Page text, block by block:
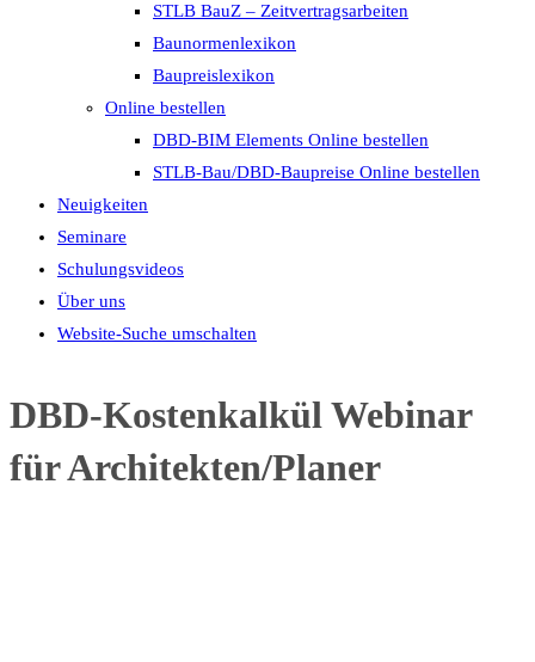
STLB BauZ – Zeitvertragsarbeiten
Baunormenlexikon
Baupreislexikon
Online bestellen
DBD-BIM Elements Online bestellen
STLB-Bau/DBD-Baupreise Online bestellen
Neuigkeiten
Seminare
Schulungsvideos
Über uns
Website-Suche umschalten
DBD-Kostenkalkül Webinar
für Architekten/Planer